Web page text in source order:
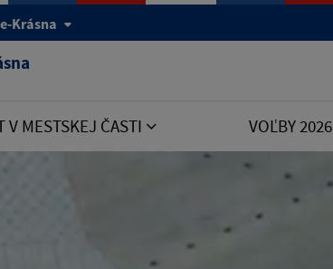
Krásna
V MESTSKEJ ČASTI VOĽBY 2026